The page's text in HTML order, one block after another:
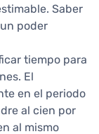
Saber
poder
tiempo para
El
en el periodo
al cien por
al mismo